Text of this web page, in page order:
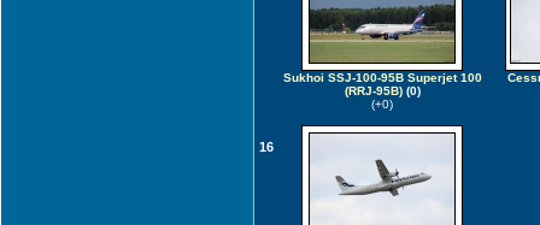
Sukhoi SSJ-100-95B Superjet 100
(RRJ-95B)(0)
(+0)
16